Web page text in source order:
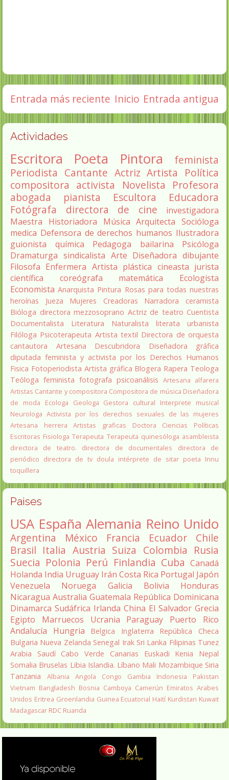
Entrada más reciente Entrada antigua
Inicio
Actividades
Escritora Poeta Pintora
feminista
Periodista Cantante Actriz Artista
Política
compositora activista Novelista
Profesora
abogada
pianista Escultora
Educadora
Fotógrafa
directora de cine
investigadora
Maestra
Historiadora Música Arquitecta Socióloga
medica Defensora de derechos humanos Ilustradora
guionista
química Pedagoga bailarina
Psicóloga
Dramaturga sindicalista Arte Diseñadora dibujante
Filosofa Enfermera Artista plástica cineasta jurista
científica
coreógrafa matemática
Ecologista
Economista Anarquista Pintura Rosas para todas nuestras
heroínas
Jueza Mujeres Creadoras Narradora
ceramista
Bióloga directora mezzosoprano Actriz de teatro Cuentista
Documentalista
Literatura Naturalista literata
urbanista
Filóloga Psicoterapeuta Artista textil Directora de orquesta
cantautora
Artesana Descubridora
Diseñadora gráfica
diputada feminista y activista por los Derechos Humanos
Fisica Fotoperiodista Artista gráfica Blogera Rapera Teologa
Teóloga feminista fotografa psicoanálisis Artesana alfarera
Artistas Cantante y compositora Compositora de música Diseñadora
de moda
Ecologa Geologa Gestora cultural
Interprete musical
Neurologa Activista por los derechos sexuales de las mujeres
Artesana herrera
Artistas graficas
Doctora Ciencias Políticas
Escritoras Fisiologa Terapeuta Terapeuta quinesóloga asambleista
directora de teatro.
directora de documentales
directora de
periódico directora de tv doula intérprete de sitar poeta Innu
toquillera
Paises
USA España Alemania Reino Unido
Argentina México Francia Ecuador
Chile
Brasil Italia Austria Suiza Colombia Rusia
Suecia Polonia Perú Finlandia Cuba Canadá
Holanda India Uruguay Irán Costa Rica Portugal Japón
Venezuela
Noruega Galicia Bolivia
Honduras
Nicaragua Australia Guatemala República Dominicana
Dinamarca Sudáfrica Irlanda China El Salvador Grecia
Egipto
Marruecos Ucrania Paraguay
Puerto Rico
Andalucía
Hungria Belgica Inglaterra
República Checa
Bulgaria Nueva Zelanda Senegal Irak Sri Lanka Filipinas Tunez
Arabia Saudí Cabo Verde Canarias Euskadi Kenia
Nepal
Somalia Bruselas Libia Islandia. Líbano Mali Mozambique Siria
Tanzania
Albania Angola Congo Gambia Indonesia
Pakistan
Vietnam Bangladesh Bosnia Camboya Camerún Emiratos Arabes
Unidos Eritrea Groenlandia Guinea Ecuatorial Haití Kurdistan Kuwait
Madagascar RDC Ruanda